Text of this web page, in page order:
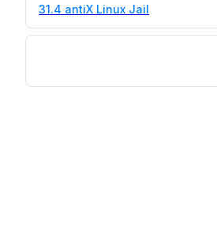
31.4 antiX Linux Jail